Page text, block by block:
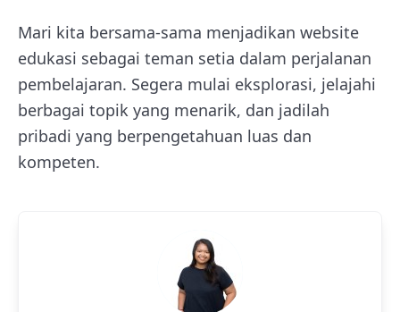
Mari kita bersama-sama menjadikan website
edukasi sebagai teman setia dalam perjalanan
pembelajaran. Segera mulai eksplorasi, jelajahi
berbagai topik yang menarik, dan jadilah
pribadi yang berpengetahuan luas dan
kompeten.